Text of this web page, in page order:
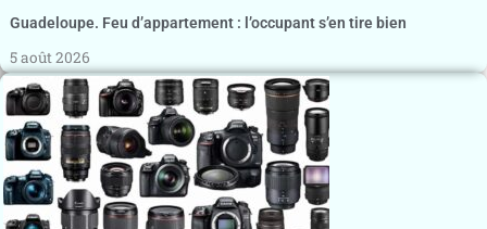
Guadeloupe. Feu d’appartement : l’occupant s’en tire bien
5 août 2026